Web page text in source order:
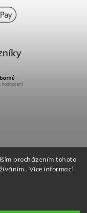
procházením tohoto
Více informací
řád
údajů